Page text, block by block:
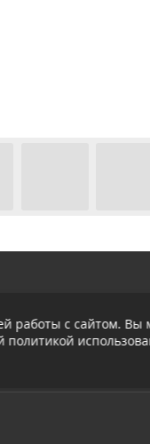
работы с сайтом. Вы
политикой